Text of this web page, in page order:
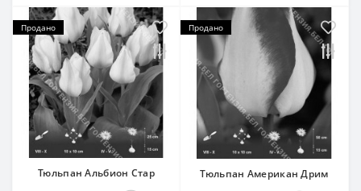
Продано
Тюльпан Альбион Стар
Продано
Тюльпан Американ Дрим